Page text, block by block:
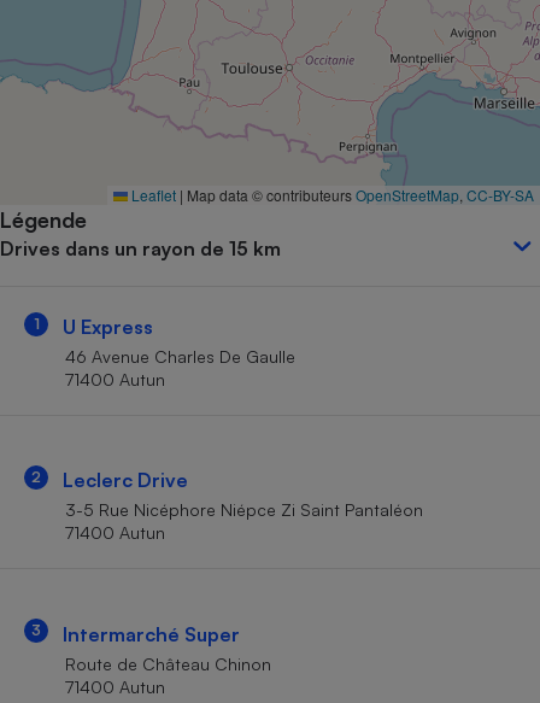
Leaflet | Map data © contributeursOpenStreetMap CC-BY-SA
Légende
Drives dans un rayon de 15 km
1 U Express
46 Avenue Charles De Gaulle
71400 Autun
2 Leclerc Drive
3-5 Rue Nicéphore Niépce Zi Saint Pantaléon
71400 Autun
3 Intermarché Super
Route de Château Chinon
71400 Autun
Complément
alimentaire
Assurance emprunteur
Petit électroménager -
Mutuelle